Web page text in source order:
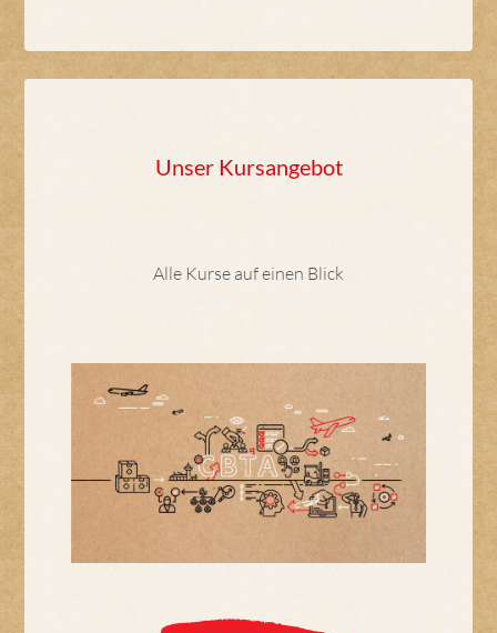
Unser Kursangebot
Alle Kurse auf einen Blick